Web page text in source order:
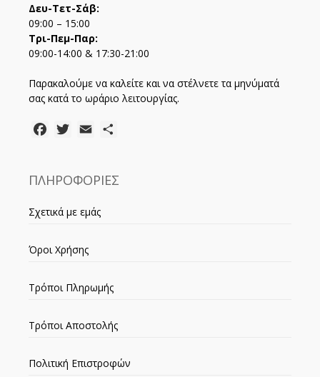
Δευ-Τετ-Σάβ:
09:00 – 15:00
Τρι-Πεμ-Παρ:
09:00-14:00 & 17:30-21:00
Παρακαλούμε να καλείτε και να στέλνετε τα μηνύματά
σας κατά το ωράριο λειτουργίας.
FacebookTwitter
Email
ΠΛΗΡΟΦΟΡΙΕΣ
Σχετικά με εμάς
Όροι Χρήσης
Τρόποι Πληρωμής
Τρόποι Αποστολής
Πολιτική Επιστροφών